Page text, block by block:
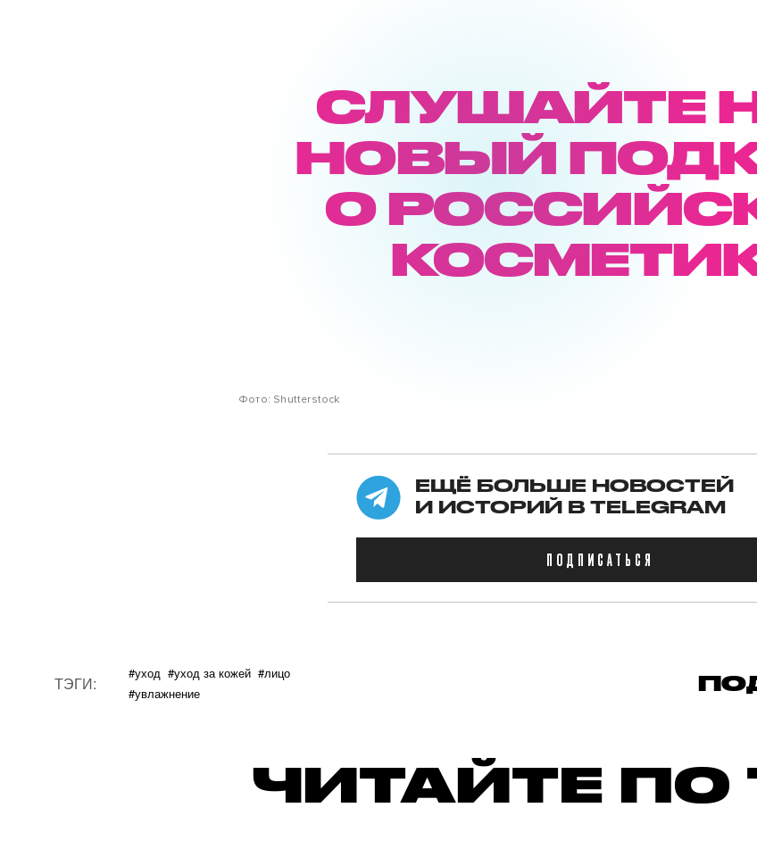
СЛУШАЙТЕ
НОВЫЙ
О
Фото: Shutterstock
ЕЩЁ БОЛЬШЕ НОВОСТЕЙ
И ИСТОРИЙ В TELEGRAM
ПОДПИСАТЬСЯ
ТЭГИ: #уход #уход за кожей #лицо
#увлажнение
ЧИТАЙТЕ ПО